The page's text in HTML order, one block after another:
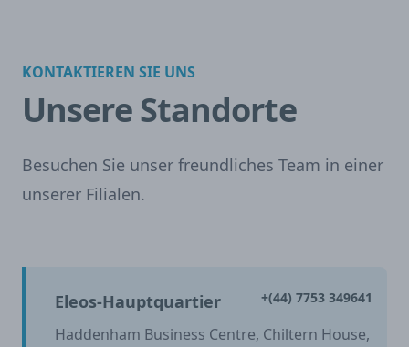
KONTAKTIEREN SIE UNS
Unsere Standorte
Besuchen Sie unser freundliches Team in einer
unserer Filialen.
Eleos-Hauptquartier +(44) 7753 349641
Haddenham Business Centre, Chiltern House,